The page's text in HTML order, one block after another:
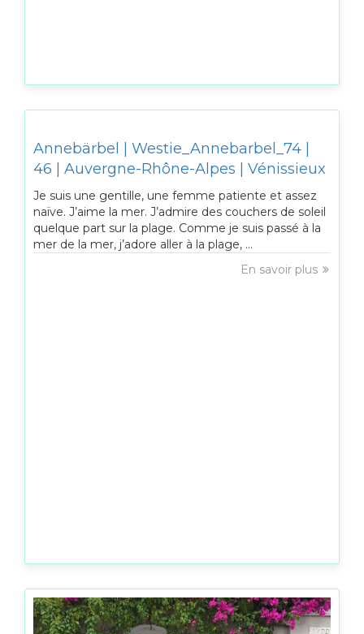
Annebärbel | Westie_Annebarbel_74 |
46 | Auvergne-Rhône-Alpes | Vénissieux
Je suis une gentille, une femme patiente et assez
naïve. J’aime la mer. J’admire des couchers de soleil
quelque part sur la plage. Comme je suis passé à la
mer de la mer, j’adore aller à la plage, ...
En savoir plus